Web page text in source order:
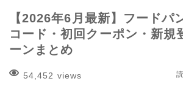
【2026年6月最新】フードパ
コード・初回クーポン・新規
ーンまとめ
54,452 views